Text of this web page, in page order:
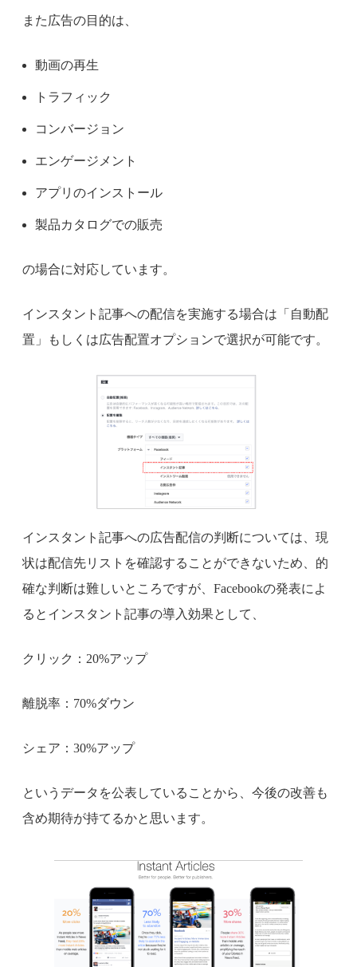
また広告の目的は、
動画の再生
トラフィック
コンバージョン
エンゲージメント
アプリのインストール
製品カタログでの販売
の場合に対応しています。
インスタント記事への配信を実施する場合は「自動配
置」もしくは広告配置オプションで選択が可能です。
インスタント記事への広告配信の判断については、現
状は配信先リストを確認することができないため、的
確な判断は難しいところですが、Facebookの発表によ
るとインスタント記事の導入効果として、
クリック：20%アップ
離脱率：70%ダウン
シェア：30%アップ
というデータを公表していることから、今後の改善も
含め期待が持てるかと思います。